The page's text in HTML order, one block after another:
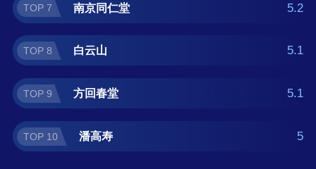
TOP 7 南京同仁堂 5.2
TOP 8 白云山 5.1
TOP 9 方回春堂 5.1
TOP 10 潘高寿 5